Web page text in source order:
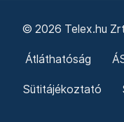
© 2026 Telex.hu
Átláthatóság
Sütitájékoztató